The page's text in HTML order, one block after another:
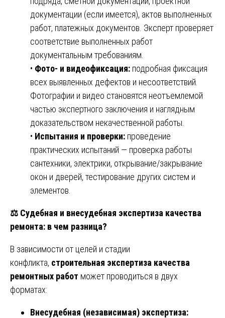
документации (если имеется), актов выполненных
работ, платежных документов. Эксперт проверяет
соответствие выполненных работ
документальным требованиям.
• Фото- и видеофиксация: подробная фиксация
всех выявленных дефектов и несоответствий.
Фотографии и видео становятся неотъемлемой
частью экспертного заключения и наглядным
доказательством некачественной работы.
• Испытания и проверки: проведение
практических испытаний — проверка работы
сантехники, электрики, открывание/закрывание
окон и дверей, тестирование других систем и
элементов.
⚖️ Судебная и внесудебная экспертиза качества
ремонта: в чем разница?
В зависимости от целей и стадии
конфликта, строительная экспертиза качества
ремонтных работ может проводиться в двух
форматах:
Внесудебная (независимая) экспертиза: